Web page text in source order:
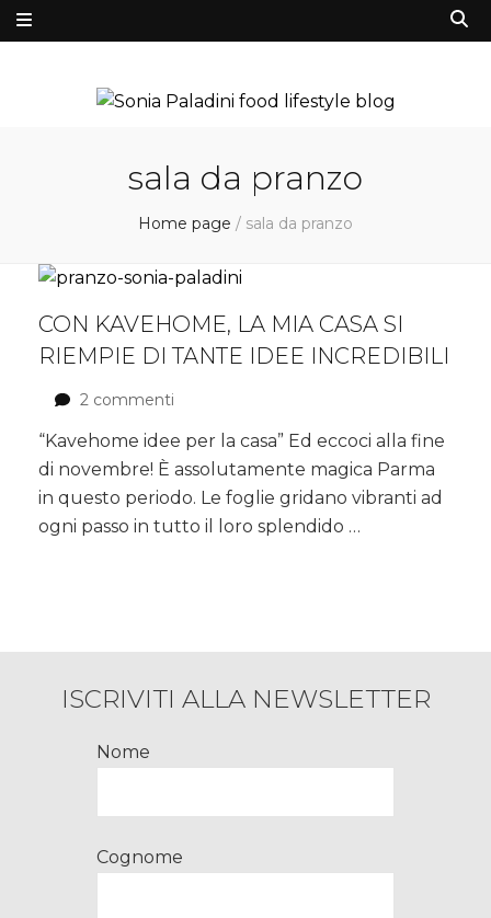
sala da pranzo
Home page / sala da pranzo
CON KAVEHOME, LA MIA CASA SI
RIEMPIE DI TANTE IDEE INCREDIBILI
2 commenti
Kavehome,
la
mia
casa
si
incredibili
“Kavehome idee per la casa” Ed eccoci alla fine
di novembre! È assolutamente magica Parma
in questo periodo. Le foglie gridano vibranti ad
ogni passo in tutto il loro splendido …
ISCRIVITI ALLA NEWSLETTER
Nome
Cognome